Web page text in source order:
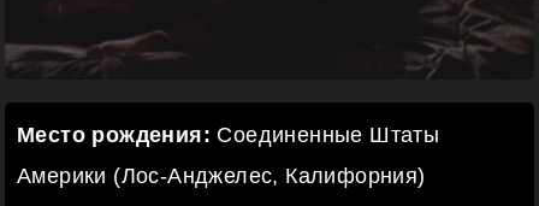
Место рождения: Соединенные Штаты
Америки (Лос-Анджелес, Калифорния)